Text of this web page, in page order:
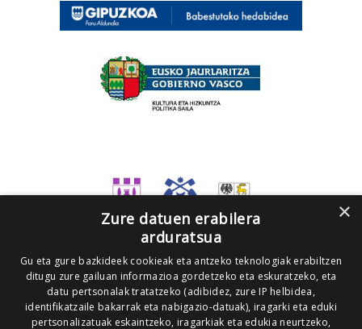
×
Zure datuen erabilera
arduratsua
Gu eta gure bazkideek cookieak eta antzeko teknologiak erabiltzen
ditugu zure gailuan informazioa gordetzeko eta eskuratzeko, eta
datu pertsonalak tratatzeko (adibidez, zure IP helbidea,
identifikatzaile bakarrak eta nabigazio-datuak), iragarki eta eduki
pertsonalizatuak eskaintzeko, iragarkiak eta edukia neurtzeko,